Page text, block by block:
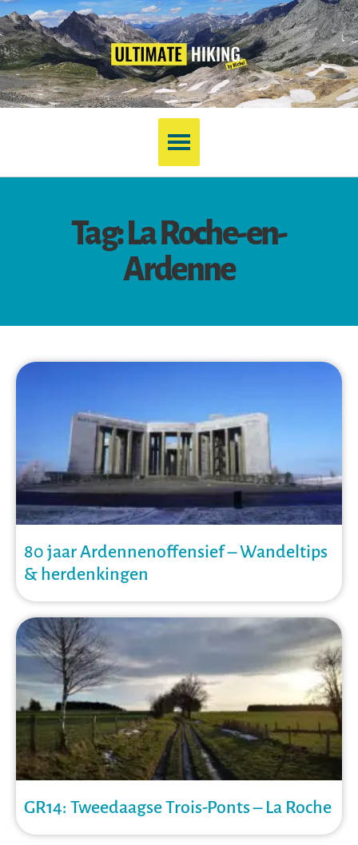
Tag: La Roche-en-
Ardenne
80 jaar Ardennenoffensief – Wandeltips
& herdenkingen
GR14: Tweedaagse Trois-Ponts – La Roche